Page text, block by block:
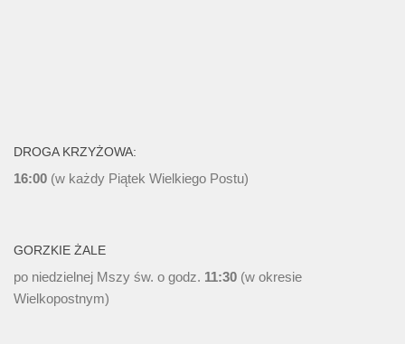
DROGA KRZYŻOWA:
16:00 (w każdy Piątek Wielkiego Postu)
GORZKIE ŻALE
po niedzielnej Mszy św. o godz. 11:30 (w okresie
Wielkopostnym)